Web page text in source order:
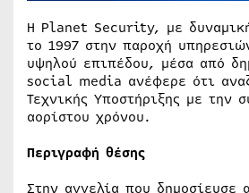
Η Planet Security, με
το 1997 στην παροχή
υψηλού επιπέδου, μέσα από
social media ανέφερε ότι
Τεχνικής Υποστήριξης με την
αορίστου χρόνου.
Περιγραφή θέσης
Στην αγγελία που δημοσίευσε